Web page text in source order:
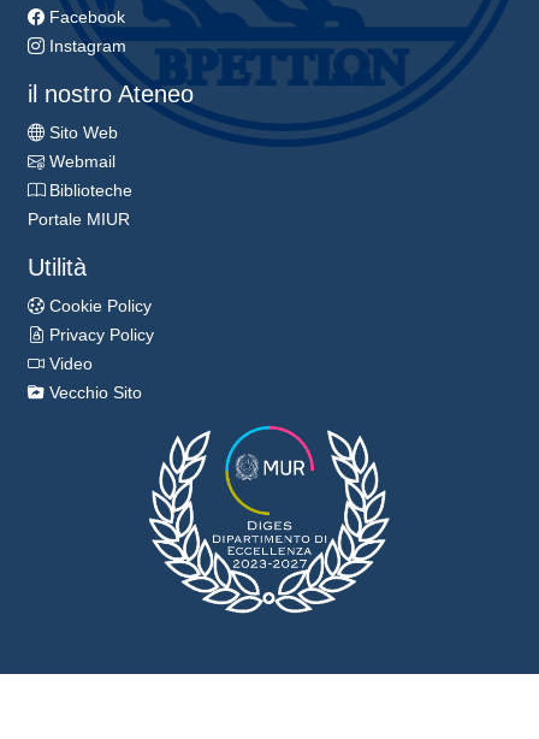
Facebook
Instagram
il nostro Ateneo
Sito Web
Webmail
Biblioteche
Portale MIUR
Utilità
Cookie Policy
Privacy Policy
Video
Vecchio Sito